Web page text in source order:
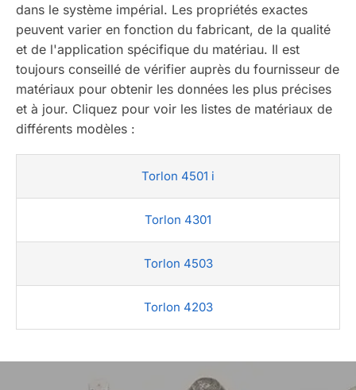
dans le système impérial. Les propriétés exactes
peuvent varier en fonction du fabricant, de la qualité
et de l'application spécifique du matériau. Il est
toujours conseillé de vérifier auprès du fournisseur de
matériaux pour obtenir les données les plus précises
et à jour. Cliquez pour voir les listes de matériaux de
différents modèles :
Torlon 4501 i
Torlon 4301
Torlon 4503
Torlon 4203